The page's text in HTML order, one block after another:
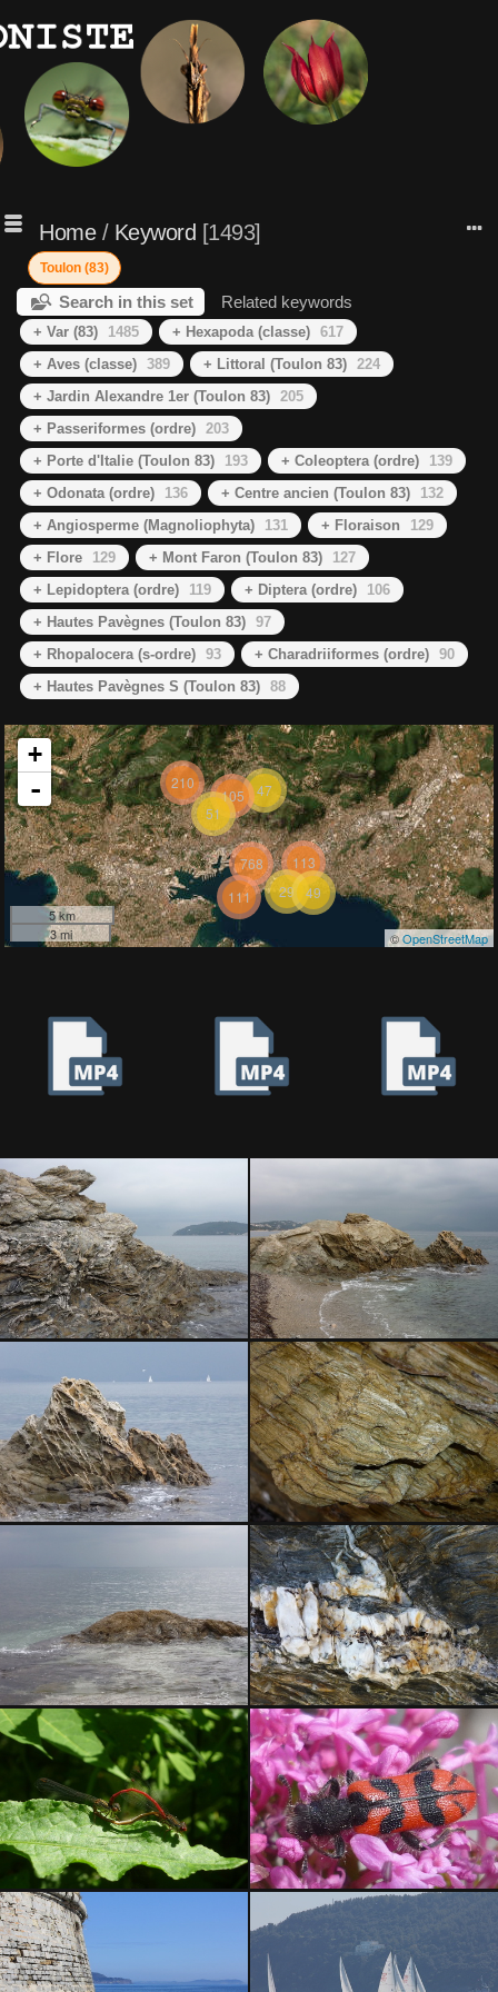
Home/ Keyword 1493
Toulon (83)
Search in this set Related keywords
+ Var (83) 1485 + Hexapoda (classe) 617
+ Aves (classe) 389 + Littoral (Toulon 83) 224
+ Jardin Alexandre 1er (Toulon 83) 205
+ Passeriformes (ordre) 203
+ Porte d'Italie (Toulon 83)
193 + Coleoptera (ordre)
139
+ Odonata (ordre)
136 + Centre ancien (Toulon 83)
132
+ Angiosperme (Magnoliophyta)
131 + Floraison
129
+ Flore
129 + Mont Faron (Toulon 83)
127
+ Lepidoptera (ordre)
119 + Diptera (ordre)
106
+ Hautes Pavègnes (Toulon 83) 97
+ Rhopalocera (s-ordre) 93 + Charadriiformes (ordre) 90
+ Hautes Pavègnes S (Toulon 83) 88
210
49
51
47
105
29
768
113
111
+
-
5 km
3 mi
©OpenStreetMap